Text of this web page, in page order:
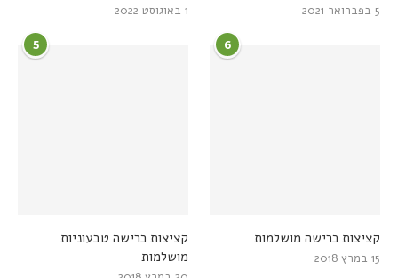
1 באוגוסט 2022 5 בפברואר 2021
5
קציצות כרישה טבעוניות
מושלמות
6
קציצות כרישה מושלמות
15 במרץ 2018